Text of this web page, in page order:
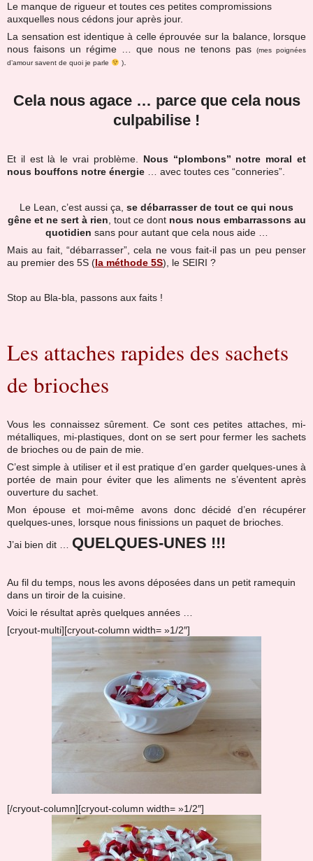
Le manque de rigueur et toutes ces petites compromissions
auxquelles nous cédons jour après jour.
La sensation est identique à celle éprouvée sur la balance, lorsque
nous faisons un régime … que nous ne tenons pas
(mes poignées
d’amour savent de quoi je parle
).
Cela nous agace … parce que cela nous
culpabilise !
Et il est là le vrai problème. Nous “plombons” notre moral et
nous bouffons notre énergie … avec toutes ces “conneries”.
Le Lean, c’est aussi ça, se débarrasser de tout ce qui nous
gêne et ne sert à rien , tout ce dont nous nous embarrassons au
quotidien sans pour autant que cela nous aide …
Mais au fait, “débarrasser”, cela ne vous fait-il pas un peu penser
au premier des 5S (la méthode 5S), le SEIRI ?
Stop au Bla-bla, passons aux faits !
Les attaches rapides des sachets
de brioches
Vous les connaissez sûrement. Ce sont ces petites attaches, mi-
métalliques, mi-plastiques, dont on se sert pour fermer les sachets
de brioches ou de pain de mie.
C’est simple à utiliser et il est pratique d’en garder quelques-unes à
portée de main pour éviter que les aliments ne s’éventent après
ouverture du sachet.
Mon épouse et moi-même avons donc décidé d’en récupérer
quelques-unes, lorsque nous finissions un paquet de brioches.
J’ai bien dit … QUELQUES-UNES !!!
Au fil du temps, nous les avons déposées dans un petit ramequin
dans un tiroir de la cuisine.
Voici le résultat après quelques années …
[cryout-multi][cryout-column width= »1/2″]
[/cryout-column][cryout-column width= »1/2″]